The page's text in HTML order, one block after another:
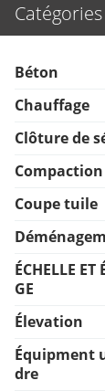
Catégories
Béton
Chauffage
Clôture de
Compaction
Coupe tuile
ÉCHELLE ET
GE
Élevation
Équipment
dre